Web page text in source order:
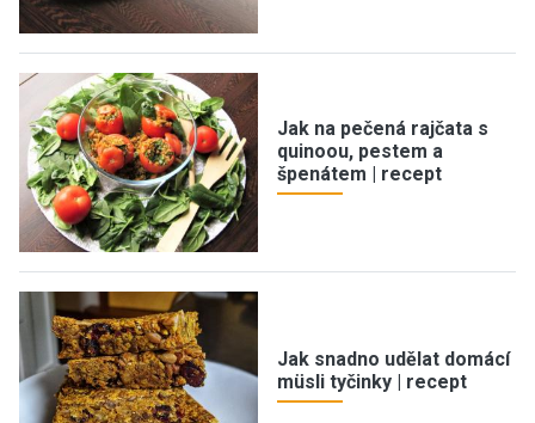
Jak na pečená rajčata s
quinoou, pestem a
špenátem | recept
Jak snadno udělat domácí
müsli tyčinky | recept